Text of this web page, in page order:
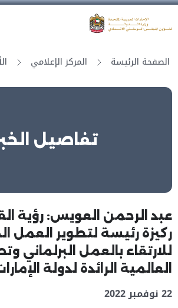
الصفحة الرئيسة المركز الإعلامي
تفاصيل
عبد الرحمن العويس: رؤية
ركيزة رئيسة لتطوير العمل
للارتقاء بالعمل البرلماني
العالمية الرائدة لدولة
22 نوفمبر 2022